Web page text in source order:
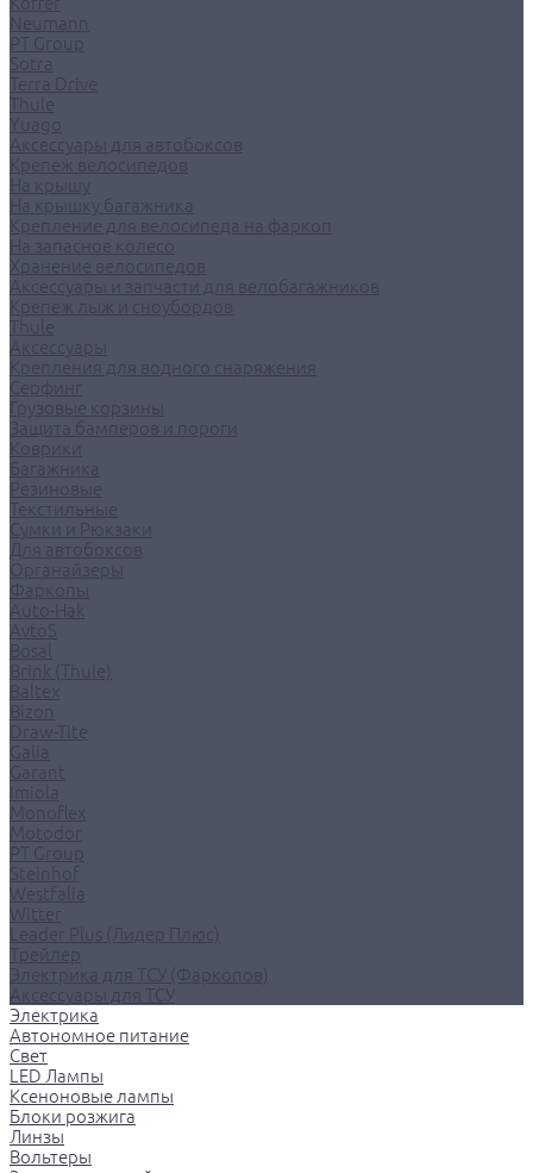
Neumann
PT Group
Sotra
Terra Drive
Thule
Yuago
Аксессуары для автобоксов
Крепеж велосипедов
На крышу
На крышку багажника
Крепление для велосипеда на фаркоп
На запасное колесо
Хранение велосипедов
Аксессуары и запчасти для велобагажников
Крепеж лыж и сноубордов
Thule
Аксессуары
Крепления для водного снаряжения
Серфинг
Грузовые корзины
Защита бамперов и пороги
Коврики
Багажника
Резиновые
Текстильные
Сумки и Рюкзаки
Для автобоксов
Органайзеры
Фаркопы
Auto-Hak
AvtoS
Bosal
Brink (Thule)
Baltex
Bizon
Draw-Tite
Galia
Garant
Imiola
Monoflex
Motodor
PT Group
Steinhof
Westfalia
Witter
Leader Plus (Лидер Плюс)
Трейлер
Электрика для ТСУ (Фаркопов)
Аксессуары для ТСУ
Электрика
Автономное питание
Свет
LED Лампы
Ксеноновые лампы
Блоки розжига
Линзы
Вольтеры